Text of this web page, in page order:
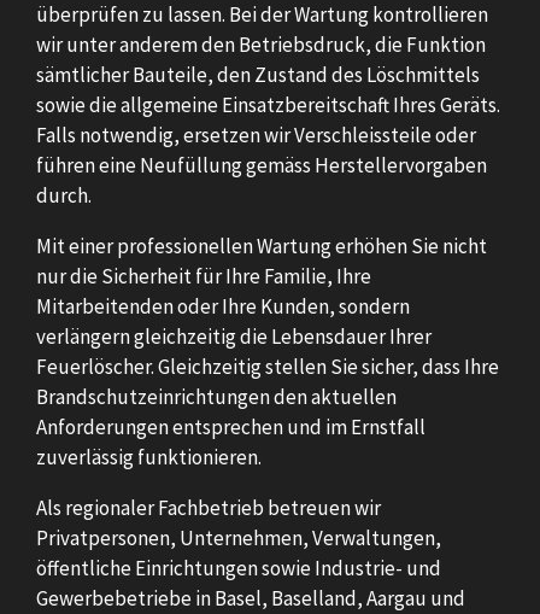
überprüfen zu lassen. Bei der Wartung kontrollieren
wir unter anderem den Betriebsdruck, die Funktion
sämtlicher Bauteile, den Zustand des Löschmittels
sowie die allgemeine Einsatzbereitschaft Ihres Geräts.
Falls notwendig, ersetzen wir Verschleissteile oder
führen eine Neufüllung gemäss Herstellervorgaben
durch.
Mit einer professionellen Wartung erhöhen Sie nicht
nur die Sicherheit für Ihre Familie, Ihre
Mitarbeitenden oder Ihre Kunden, sondern
verlängern gleichzeitig die Lebensdauer Ihrer
Feuerlöscher. Gleichzeitig stellen Sie sicher, dass Ihre
Brandschutzeinrichtungen den aktuellen
Anforderungen entsprechen und im Ernstfall
zuverlässig funktionieren.
Als regionaler Fachbetrieb betreuen wir
Privatpersonen, Unternehmen, Verwaltungen,
öffentliche Einrichtungen sowie Industrie- und
Gewerbebetriebe in Basel, Baselland, Aargau und